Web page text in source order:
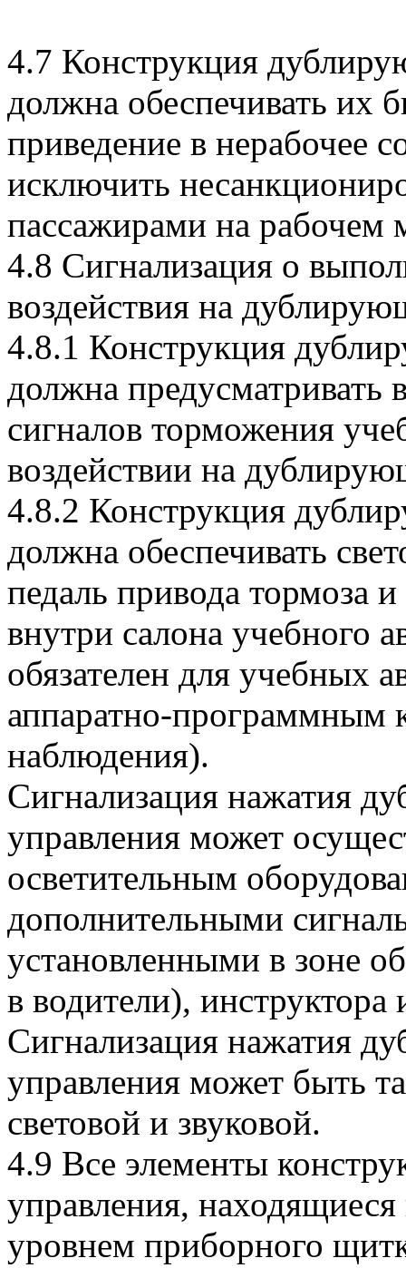
4.7 Конструкция
должна обеспечивать их
приведение в нерабочее
исключить
пассажирами на рабочем
4.8 Сигнализация о
воздействия на
4.8.1 Конструкция
должна
сигналов торможения
воздействии на
4.8.2 Конструкция
должна обеспечивать
педаль привода тормоза
внутри салона учебного
обязателен для учебных
аппаратно-программным
наблюдения).
Сигнализация нажатия
управления может
осветительным
дополнительными
установленными в зоне
в водители),
Сигнализация нажатия
управления может быть
световой и звуковой.
4.9 Все элементы
управления,
уровнем приборного